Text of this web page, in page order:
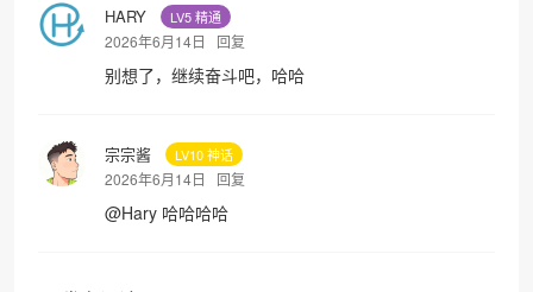
HARY LV5 精通
2026年6月14日 回复
别想了，继续奋斗吧，哈哈
宗宗酱 LV10 神话
2026年6月14日 回复
@Hary 哈哈哈哈